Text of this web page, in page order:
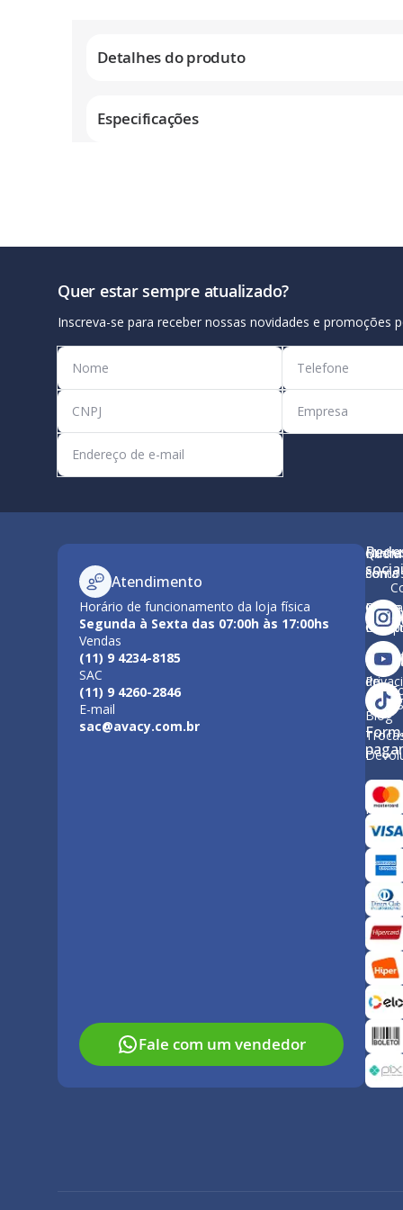
imagens
Detalhes do produto
Especificações
Quer estar sempre atualizado?
Inscreva-se para receber nossas novidades e promoções
Atendimento
Horário de funcionamento da loja física
Segunda à Sexta das 07:00h às 17:00hs
Vendas
(11) 9 4234-8185
SAC
(11) 9 4260-2846
E-mail
sac@avacy.com.br
Fale com um vendedor
Minha
conta
Como
Política
de
Quem
Nossa
Blog